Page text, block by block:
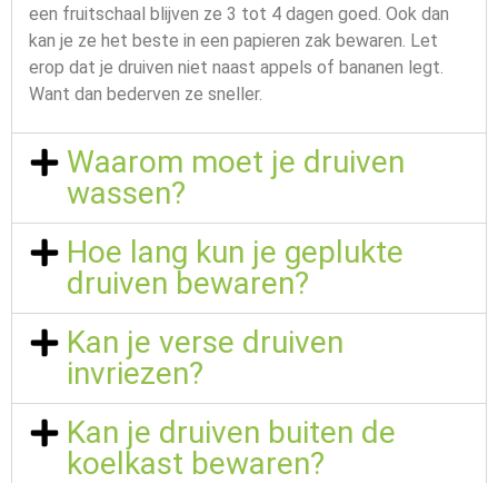
een fruitschaal blijven ze 3 tot 4 dagen goed. Ook dan
kan je ze het beste in een papieren zak bewaren. Let
erop dat je druiven niet naast appels of bananen legt.
Want dan bederven ze sneller.
Waarom moet je druiven
wassen?
Hoe lang kun je geplukte
druiven bewaren?
Kan je verse druiven
invriezen?
Kan je druiven buiten de
koelkast bewaren?